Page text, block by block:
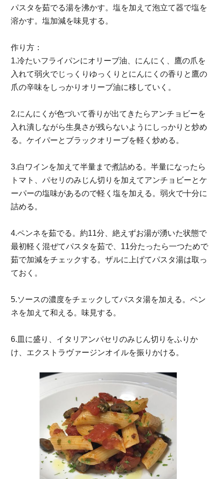
パスタを茹でる湯を沸かす。塩を加えて泡⽴て器で塩を
溶かす。塩加減を味⾒する。
作り⽅：
1.冷たいフライパンにオリーブ油、にんにく、鷹の⽖を
⼊れて弱⽕でじっくりゆっくりとにんにくの⾹りと鷹の
⽖の⾟味をしっかりオリーブ油に移していく。
2.にんにくが⾊づいて⾹りが出てきたらアンチョビーを
⼊れ潰しながら⽣臭さが残らないようにしっかりと炒め
る。ケイパーとブラックオリーブを軽く炒める。
3.⽩ワインを加えて半量まで煮詰める。半量になったら
トマト、パセリのみじん切りを加えてアンチョビーとケ
ーパーの塩味があるので軽く塩を加える。弱⽕で⼗分に
詰める。
4.ペンネを茹でる。約11分、絶えずお湯が湧いた状態で
最初軽く混ぜてパスタを茹で、11分たったら⼀つためで
茹で加減をチェックする。ザルに上げてパスタ湯は取っ
ておく。
5.ソースの濃度をチェックしてパスタ湯を加える。ペン
ネを加えて和える。味⾒する。
6.⽫に盛り、イタリアンパセリのみじん切りをふりか
け、エクストラヴァージンオイルを振りかける。